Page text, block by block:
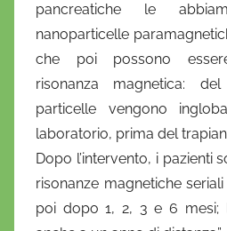
pancreatiche le
nanoparticelle
che poi possono
risonanza magnetica:
particelle vengono
laboratorio, prima del
Dopo l’intervento, i pazienti
risonanze magnetiche
poi dopo 1, 2, 3 e 6 mesi;